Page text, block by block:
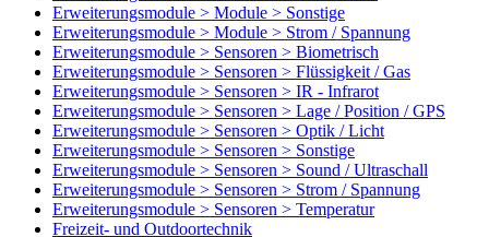
Erweiterungsmodule > Module > Sonstige
Erweiterungsmodule > Module > Strom / Spannung
Erweiterungsmodule > Sensoren > Biometrisch
Erweiterungsmodule > Sensoren > Flüssigkeit / Gas
Erweiterungsmodule > Sensoren > IR - Infrarot
Erweiterungsmodule > Sensoren > Lage / Position / GPS
Erweiterungsmodule > Sensoren > Optik / Licht
Erweiterungsmodule > Sensoren > Sonstige
Erweiterungsmodule > Sensoren > Sound / Ultraschall
Erweiterungsmodule > Sensoren > Strom / Spannung
Erweiterungsmodule > Sensoren > Temperatur
Freizeit- und Outdoortechnik